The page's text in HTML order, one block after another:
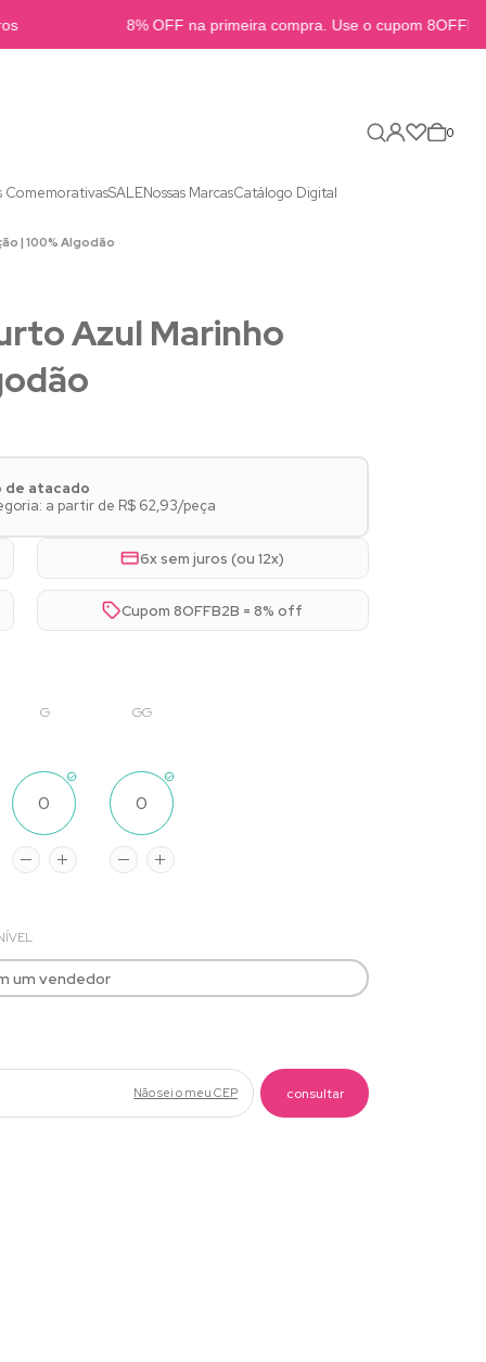
8% OFF na primeira compra. Use o cupom 8OFFB2B
0
ComemorativasSALENossas MarcasCatálogo Digital
Baixar foto
| 100% Algodão
Azul Marinho
de atacado
a partir de R$ 62,93/peça
6x sem juros (ou 12x)
Cupom 8OFFB2B = 8% off
G GG
um vendedor
Não sei o meu CEP